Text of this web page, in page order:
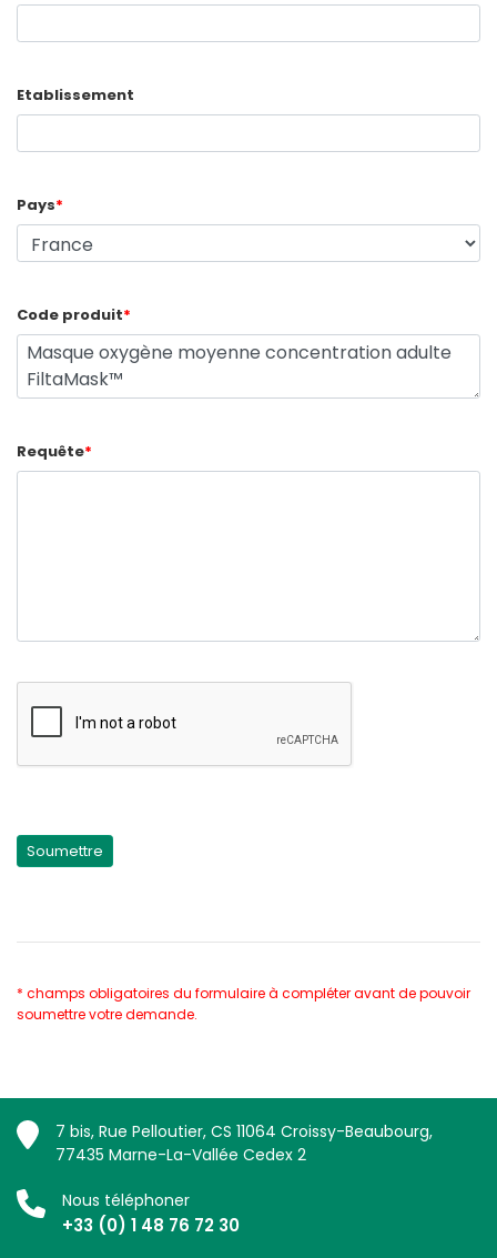
Etablissement
Pays*
Code produit*
Requête*
* champs obligatoires du formulaire à compléter avant de pouvoir
soumettre votre demande.
7 bis, Rue Pelloutier, CS 11064 Croissy-Beaubourg,
77435 Marne-La-Vallée Cedex 2
Nous téléphoner
+33 (0) 1 48 76 72 30